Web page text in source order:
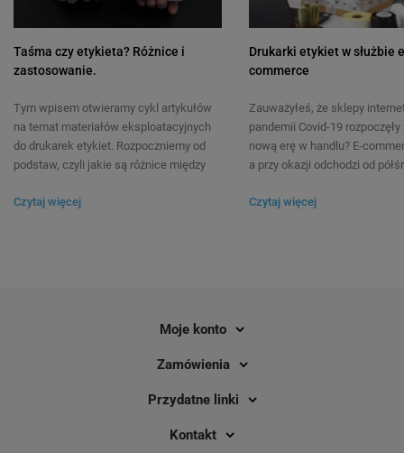
Taśma czy etykieta? Różnice i
zastosowanie.
Tym wpisem otwieramy cykl artykułów
na temat materiałów eksploatacyjnych
do drukarek etykiet. Rozpoczniemy od
podstaw, czyli jakie są różnice między
możemy używać zamiennie? Kiedy lepiej
Czytaj więcej
Drukarki etykiet w służbie
commerce
Zauważyłeś, że sklepy
pandemii Covid-19 rozpoczęły
nową erę w handlu? E-
a przy okazji odchodzi od
również pakowania i
Czytaj więcej
Moje konto
Zamówienia
Przydatne linki
Kontakt